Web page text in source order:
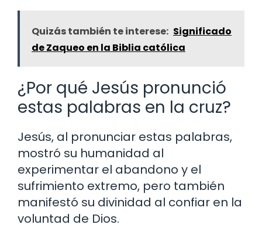
Quizás también te interese: Significado
de Zaqueo en la Biblia católica
¿Por qué Jesús pronunció
estas palabras en la cruz?
Jesús, al pronunciar estas palabras,
mostró su humanidad al
experimentar el abandono y el
sufrimiento extremo, pero también
manifestó su divinidad al confiar en la
voluntad de Dios.